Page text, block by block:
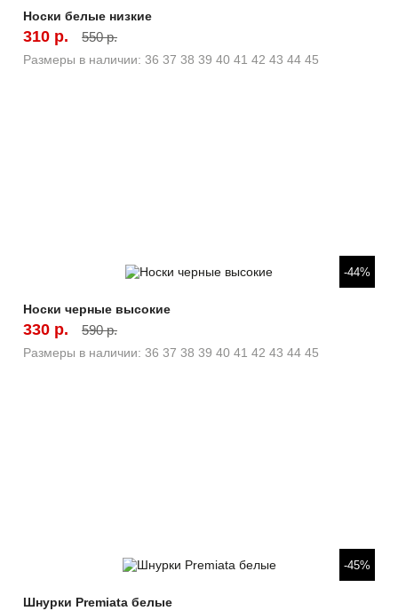
Носки белые низкие
310 р. 550 р.
Размеры в наличии: 36 37 38 39 40 41 42 43 44 45
Быстрый просмотр -44%
Носки черные высокие
330 р. 590 р.
Размеры в наличии: 36 37 38 39 40 41 42 43 44 45
Быстрый просмотр -45%
Шнурки Premiata белые